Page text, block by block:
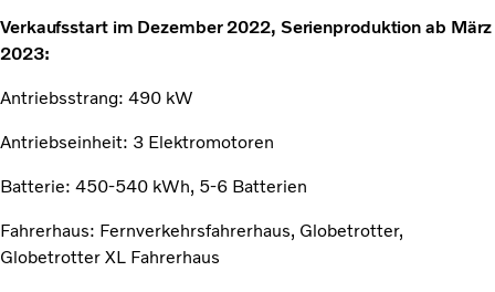
Verkaufsstart im Dezember 2022, Serienproduktion ab März
2023:
Antriebsstrang: 490 kW
Antriebseinheit: 3 Elektromotoren
Batterie: 450-540 kWh, 5-6 Batterien
Fahrerhaus: Fernverkehrsfahrerhaus, Globetrotter,
Globetrotter XL Fahrerhaus